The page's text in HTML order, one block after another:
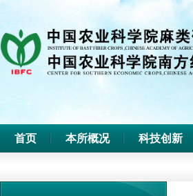
首页 本所概况 科技创新